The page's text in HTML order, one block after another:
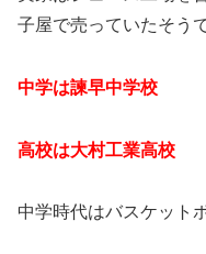
子屋で売っていたそうで
中学は諫早中学校
高校は大村工業高校
中学時代はバスケット